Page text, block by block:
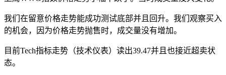
我们在留意价格走势能成功测试底部并且回升。我们观察买入
的机会，因为价格走势抛售时，成交量没有增加。
目前Tech指标走势（技术仪表）读出39.47并且也接近超卖状
态。